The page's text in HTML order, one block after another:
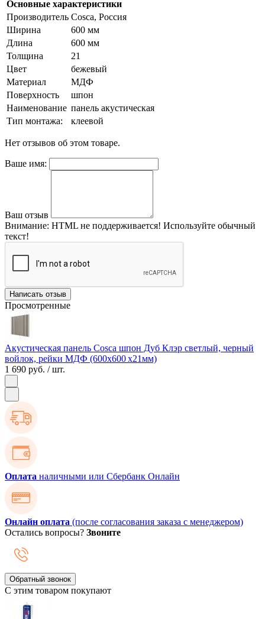
Основные характеристики
Производитель Cosca, Россия
Ширина
600 мм
Длина
600 мм
Толщина
21
Цвет
бежевый
Материал
МДФ
Поверхность
шпон
Наименование панель акустическая
Тип монтажа:
клеевой
Нет отзывов об этом товаре.
Ваше имя:
Ваш отзыв
Внимание: HTML не поддерживается! Используйте обычный
текст!
Написать отзыв
Просмотренные
Акустическая панель Cosca шпон Дуб Клэр светлый, черный
войлок, рейки МДФ (600х600 х21мм)
1 690 руб. / шт.
Оплата наличными или Сбербанк Онлайн
Онлайн оплата (после согласования заказа с менеджером)
Остались вопросы? Звоните
Обратный звонок
С этим товаром покупают